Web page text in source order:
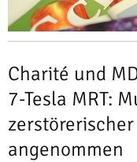
Charité und
7-Tesla MRT:
angenommen